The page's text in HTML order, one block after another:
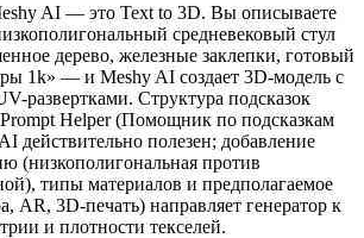
AI — это Text to 3D. Вы описываете
средневековый стул
дерево, железные заклепки, готовый
1k» — и Meshy AI создает 3D-модель с
развертками. Структура подсказок
Helper (Помощник по подсказкам
действительно полезен; добавление
(низкополигональная против
типы материалов и предполагаемое
AR, 3D-печать) направляет генератор к
и плотности текселей.